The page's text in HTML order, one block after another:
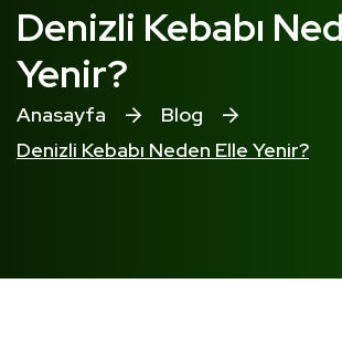
Denizli Kebabı
Yenir?
Anasayfa
Blog
Denizli Kebabı Neden Elle Yenir?